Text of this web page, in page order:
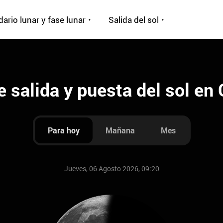
lunar y fase lunar Salida del sol
salida y puesta del sol en
Para hoy Mañana Mes
Jueves, 06 Agosto 2026, 09:20